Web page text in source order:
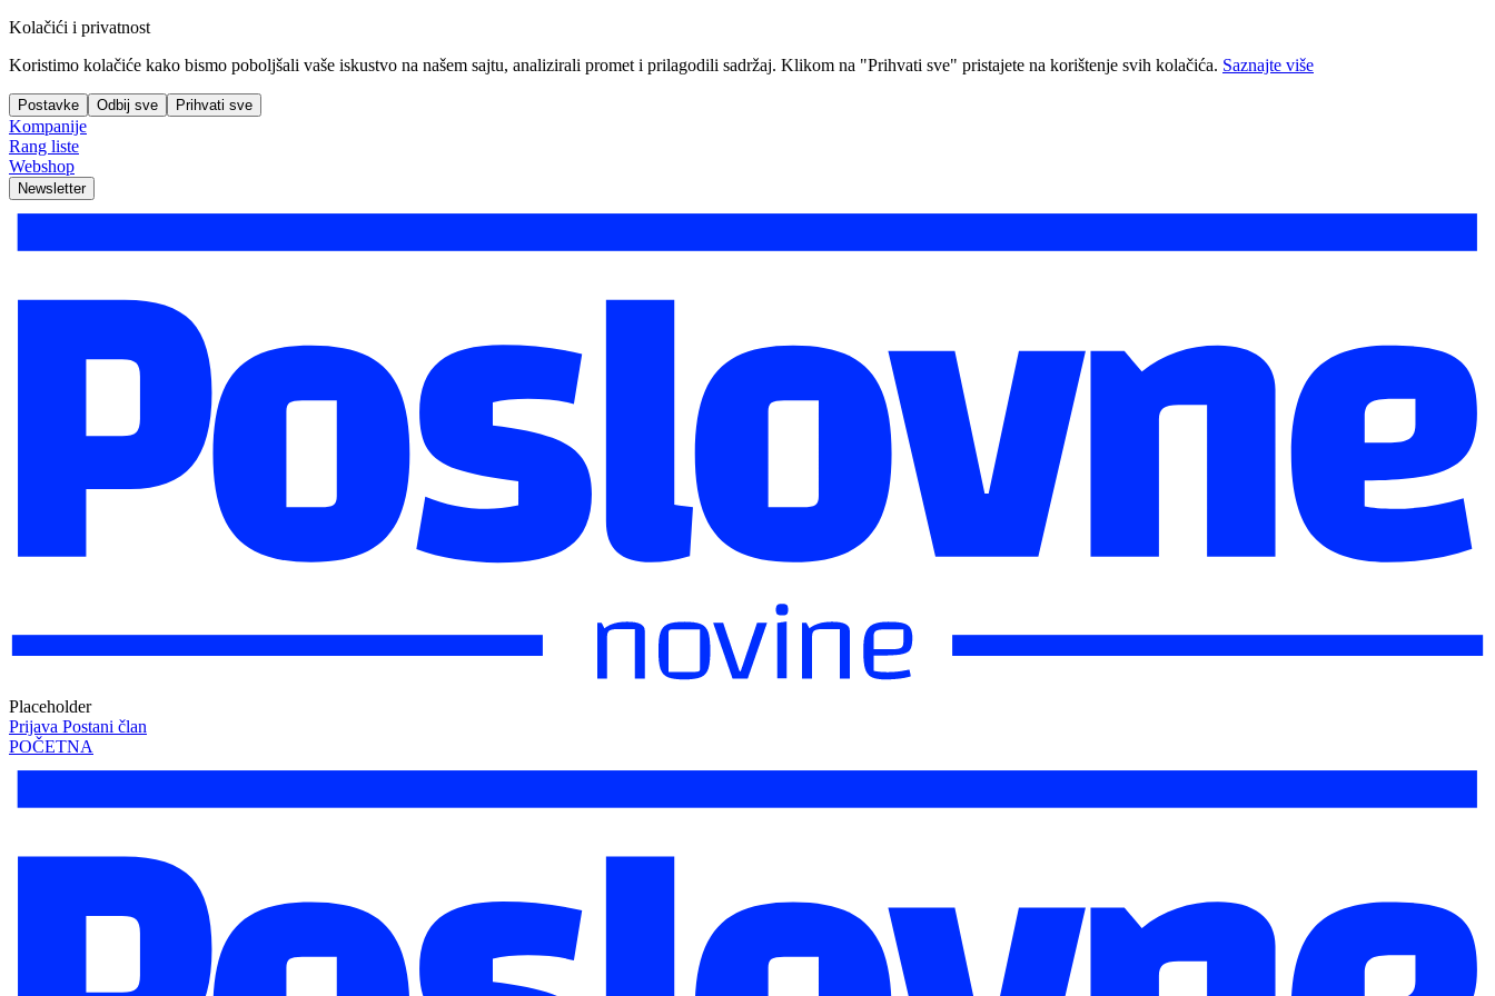
Kolačići i privatnost
Koristimo kolačiće kako bismo poboljšali vaše iskustvo na našem sajtu, analizirali promet i prilagodili sadržaj. Klikom na "Prihvati sve" pristajete na korištenje svih kolačića. Saznajte više
Postavke Odbij sve Prihvati sve
Kompanije
Rang liste
Webshop
Newsletter
Placeholder
Prijava Postani član
POČETNA